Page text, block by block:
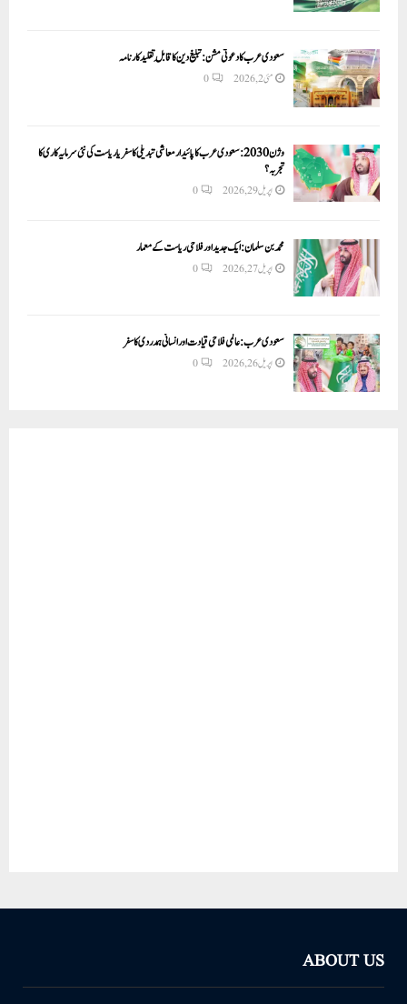
سعودی عرب کا دعوتی مشن: تبلیغ دین کا قابلِ تقلید کارنامہ
مئی 2, 2026 0
وژن 2030:سعودی عرب کا پائیدار معاشی تبدیلی کا سفر یا ریاست کی نئی سرمایہ کاری کا
تجربہ؟
اپریل 29, 2026 0
محمد بن سلمان: ایک جدید اور فلاحی ریاست کے معمار
اپریل 27, 2026 0
سعودی عرب: عالمی فلاحی قیادت اور انسانی ہمدردی کا سفر
اپریل 26, 2026 0
ABOUT US